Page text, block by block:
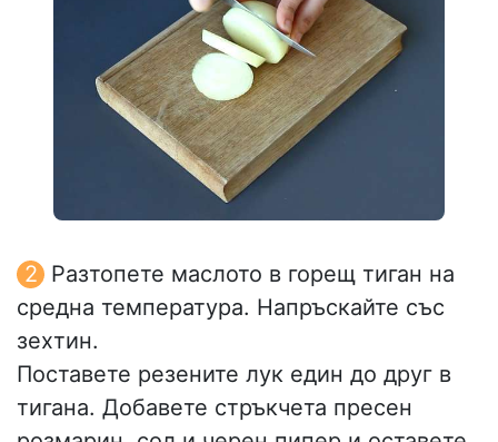
Разтопете маслото в горещ тиган на
средна температура. Напръскайте със
зехтин.
Поставете резените лук един до друг в
тигана. Добавете стръкчета пресен